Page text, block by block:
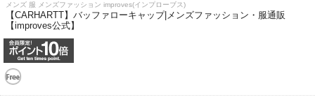
メンズ 服 メンズファッション improves(インプローブス)
【CARHARTT】バッファローキャップ|メンズファッション・服通販
【improves公式】